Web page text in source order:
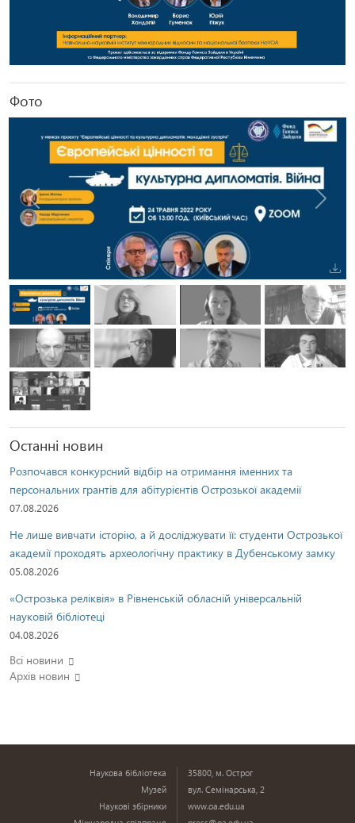
Фото
Попередня
Останні новин
Розпочався конкурсний відбір на отримання іменних та
персональних грантів для абітурієнтів Острозької академії
07.08.2026
Не лише вивчати історію, а й досліджувати її: студенти Острозької
академії проходять археологічну практику в Дубенському замку
05.08.2026
«Острозька реліквія» в Рівненській обласній універсальній
науковій бібліотеці
04.08.2026
Всі новини
Архів новин
Наукова бібліотека
Музей
Наукові збірники
35800, м. Острог
вул. Семінарська, 2
www.oa.edu.ua